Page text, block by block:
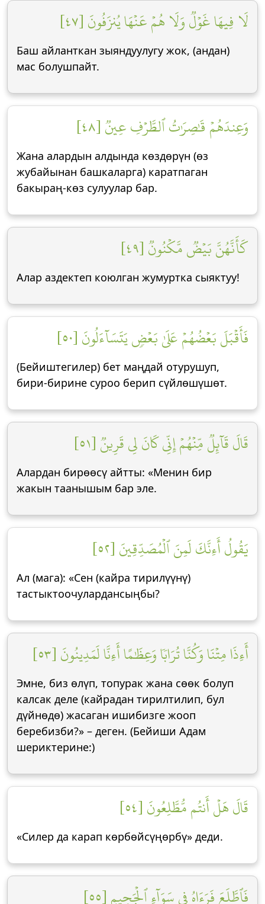
لَا فِيهَا غَوۡلٞ وَلَا هُمۡ عَنۡهَا يُنزَفُونَ [٤٧]
Баш айланткан зыяндуулугу жок, (андан)
мас болушпайт.
وَعِندَهُمۡ قَٰصِرَٰتُ ٱلطَّرۡفِ عِينٞ [٤٨]
Жана алардын алдында көздөрүн (өз
жубайынан башкаларга) каратпаган
бакыраң-көз сулуулар бар.
كَأَنَّهُنَّ بَيۡضٞ مَّكۡنُونٞ [٤٩]
Алар аздектеп коюлган жумуртка сыяктуу!
فَأَقۡبَلَ بَعۡضُهُمۡ عَلَىٰ بَعۡضٖ يَتَسَآءَلُونَ [٥٠]
(Бейиштегилер) бет маңдай отурушуп,
бири-бирине суроо берип сүйлөшүшөт.
قَالَ قَآئِلٞ مِّنۡهُمۡ إِنِّي كَانَ لِي قَرِينٞ [٥١]
Алардан бирөөсү айтты: «Менин бир
жакын таанышым бар эле.
يَقُولُ أَءِنَّكَ لَمِنَ ٱلۡمُصَدِّقِينَ [٥٢]
Ал (мага): «Сен (кайра тирилүүнү)
тастыктоочулардансыңбы?
أَءِذَا مِتۡنَا وَكُنَّا تُرَابٗا وَعِظَٰمًا أَءِنَّا لَمَدِينُونَ [٥٣]
Эмне, биз өлүп, топурак жана сөөк болуп
калсак деле (кайрадан тирилтилип, бул
дүйнөдө) жасаган ишибизге жооп
беребизби?» – деген. (Бейиши Адам
шериктерине:)
قَالَ هَلۡ أَنتُم مُّطَّلِعُونَ [٥٤]
«Силер да карап көрбөйсүңөрбү» деди.
فَٱطَّلَعَ فَرَءَاهُ فِي سَوَآءِ ٱلۡجَحِيمِ [٥٥]